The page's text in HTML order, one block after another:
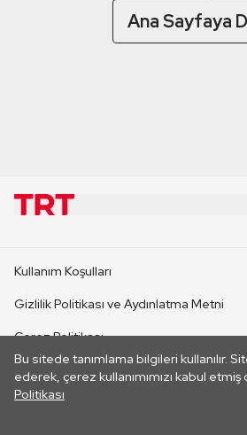
Ana Sayfaya
Bu sitede tanımlama bilgileri kullanılır.
ederek, çerez kullanımımızı kabul etmiş
Politikası
CANLI YAYINLAR
Kullanım Koşulları
Gizlilik Politikası ve Aydınlatma Metni
Çerez Politikası
İletişim
Her hakkı saklıdır. ©2026 TRT.